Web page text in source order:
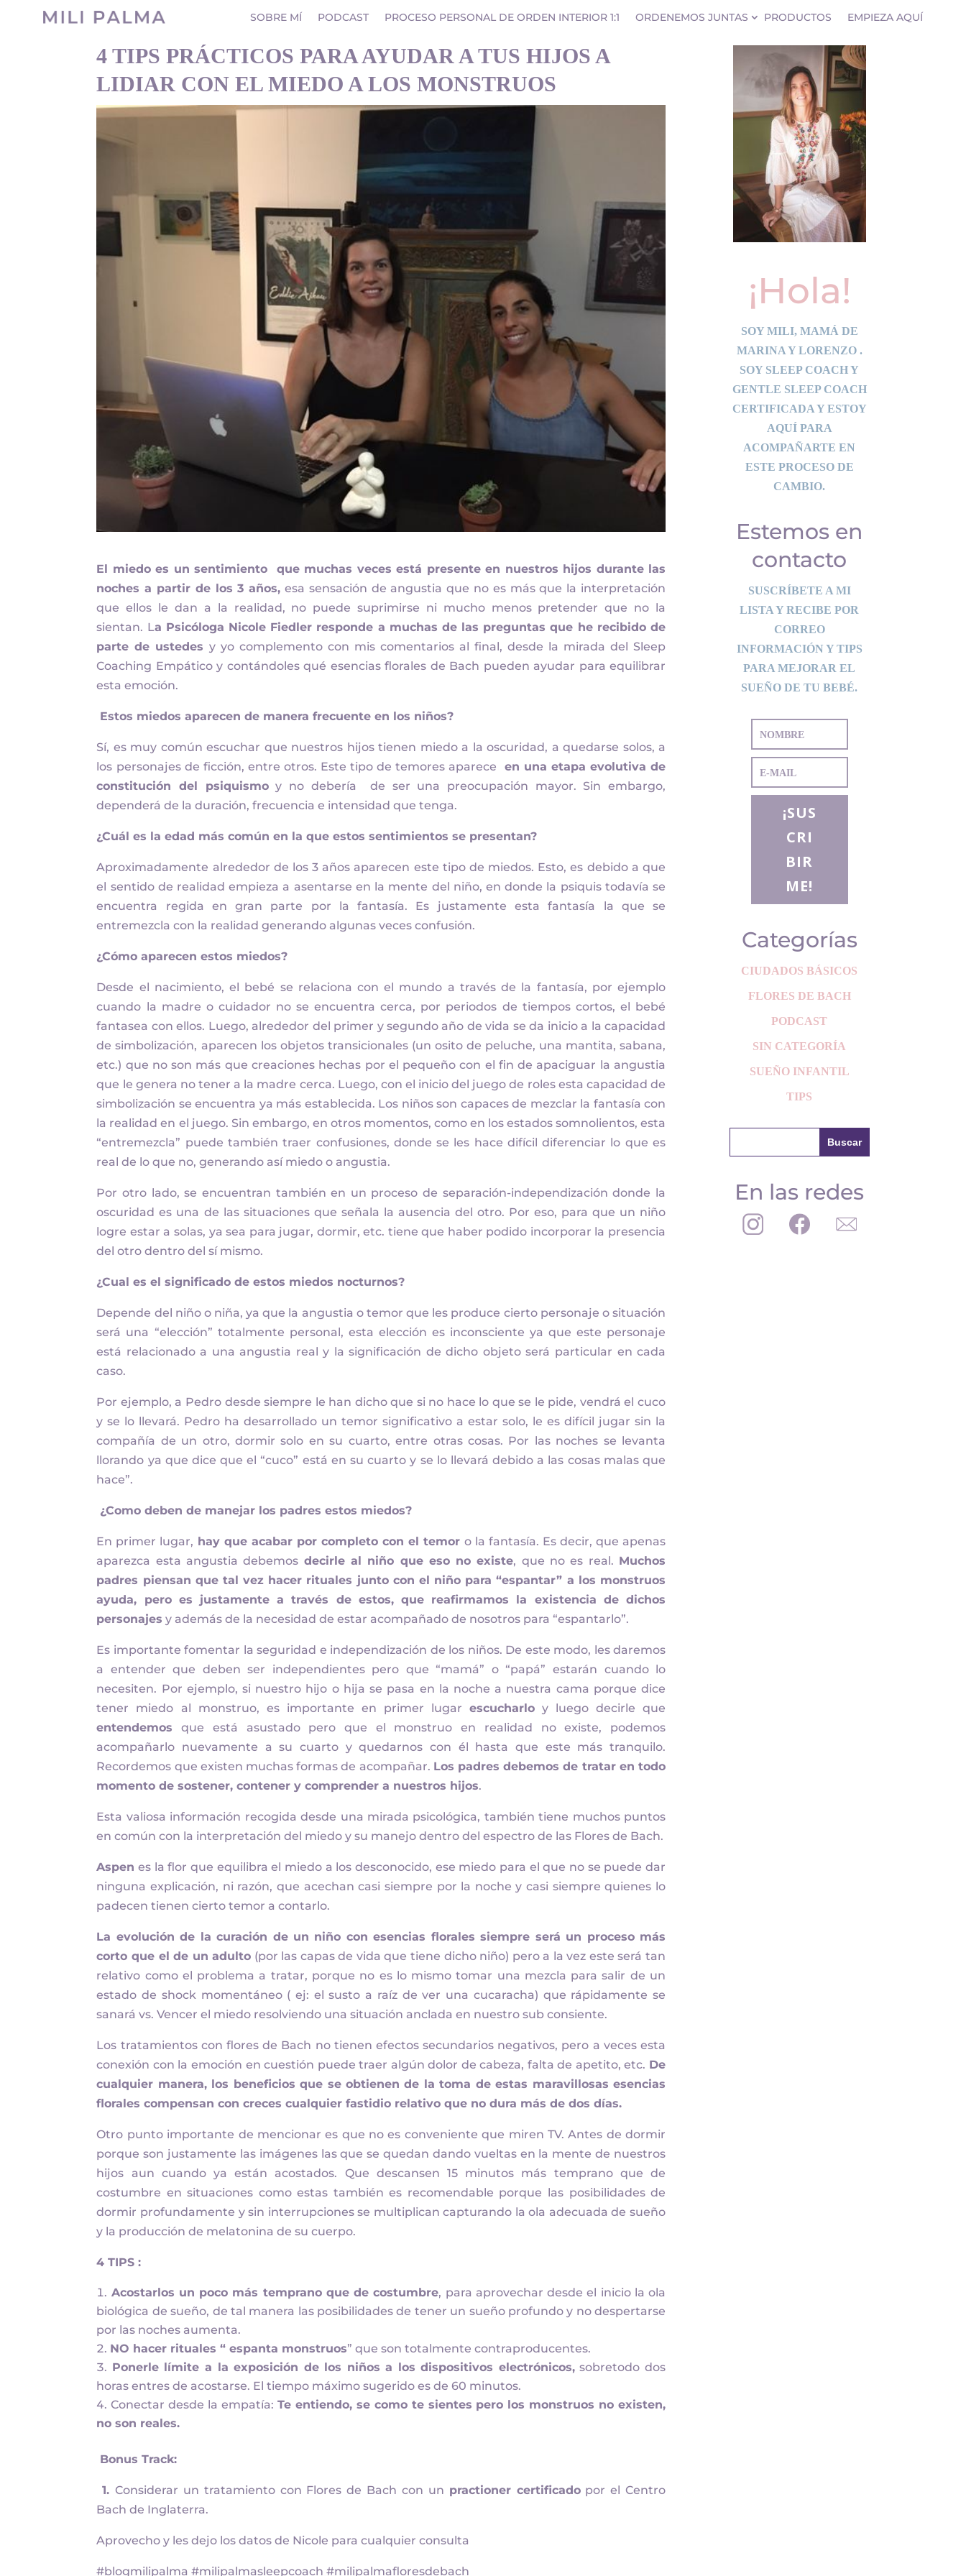
SOBRE MÍ PODCAST PROCESO PERSONAL DE ORDEN INTERIOR 1:1 ORDENEMOS JUNTAS PRODUCTOS EMPIEZA AQUÍ
4 TIPS PRÁCTICOS PARA AYUDAR A TUS HIJOS A
LIDIAR CON EL MIEDO A LOS MONSTRUOS
El miedo es un sentimiento que muchas veces está presente en nuestros hijos durante las
noches a partir de los 3 años, esa sensación de angustia que no es más que la interpretación
que ellos le dan a la realidad, no puede suprimirse ni mucho menos pretender que no la
sientan. La Psicóloga Nicole Fiedler responde a muchas de las preguntas que he recibido de
parte de ustedes y yo complemento con mis comentarios al final, desde la mirada del Sleep
Coaching Empático y contándoles qué esencias florales de Bach pueden ayudar para equilibrar
esta emoción.
Estos miedos aparecen de manera frecuente en los niños?
Sí, es muy común escuchar que nuestros hijos tienen miedo a la oscuridad, a quedarse solos, a
los personajes de ficción, entre otros. Este tipo de temores aparece en una etapa evolutiva de
constitución del psiquismoy no debería de ser una preocupación mayor. Sin embargo,
dependerá de la duración, frecuencia e intensidad que tenga.
¿Cuál es la edad más común en la que estos sentimientos se presentan?
Aproximadamente alrededor de los 3 años aparecen este tipo de miedos. Esto, es debido a que
el sentido de realidad empieza a asentarse en la mente del niño, en donde la psiquis todavía se
encuentra regida en gran parte por la fantasía. Es justamente esta fantasía la que se
entremezcla con la realidad generando algunas veces confusión.
¿Cómo aparecen estos miedos?
Desde el nacimiento, el bebé se relaciona con el mundo a través de la fantasía, por ejemplo
cuando la madre o cuidador no se encuentra cerca, por periodos de tiempos cortos, el bebé
fantasea con ellos. Luego, alrededor del primer y segundo año de vida se da inicio a la capacidad
de simbolización, aparecen los objetos transicionales (un osito de peluche, una mantita, sabana,
etc.) que no son más que creaciones hechas por el pequeño con el fin de apaciguar la angustia
que le genera no tener a la madre cerca. Luego, con el inicio del juego de roles esta capacidad de
simbolización se encuentra ya más establecida. Los niños son capaces de mezclar la fantasía con
la realidad en el juego. Sin embargo, en otros momentos, como en los estados somnolientos, esta
“entremezcla” puede también traer confusiones, donde se les hace difícil diferenciar lo que es
real de lo que no, generando así miedo o angustia.
Por otro lado, se encuentran también en un proceso de separación-independización donde la
oscuridad es una de las situaciones que señala la ausencia del otro. Por eso, para que un niño
logre estar a solas, ya sea para jugar, dormir, etc. tiene que haber podido incorporar la presencia
del otro dentro del sí mismo.
¿Cual es el significado de estos miedos nocturnos?
Depende del niño o niña, ya que la angustia o temor que les produce cierto personaje o situación
será una “elección” totalmente personal, esta elección es inconsciente ya que este personaje
está relacionado a una angustia real y la significación de dicho objeto será particular en cada
caso.
Por ejemplo, a Pedro desde siempre le han dicho que si no hace lo que se le pide, vendrá el cuco
y se lo llevará. Pedro ha desarrollado un temor significativo a estar solo, le es difícil jugar sin la
compañía de un otro, dormir solo en su cuarto, entre otras cosas. Por las noches se levanta
llorando ya que dice que el “cuco” está en su cuarto y se lo llevará debido a las cosas malas que
hace”.
¿Como deben de manejar los padres estos miedos?
En primer lugar, hay que acabar por completo con el temor o la fantasía. Es decir, que apenas
aparezca esta angustia debemos decirle al niño que eso no existe, que no es real. Muchos
padres piensan que tal vez hacer rituales junto con el niño para “espantar” a los monstruos
ayuda, pero es justamente a través de estos, que reafirmamos la existencia de dichos
personajes y además de la necesidad de estar acompañado de nosotros para “espantarlo”.
Es importante fomentar la seguridad e independización de los niños. De este modo, les daremos
a entender que deben ser independientes pero que “mamá” o “papá” estarán cuando lo
necesiten. Por ejemplo, si nuestro hijo o hija se pasa en la noche a nuestra cama porque dice
tener miedo al monstruo, es importante en primer lugar escucharloy luego decirle que
entendemos que está asustado pero que el monstruo en realidad no existe, podemos
acompañarlo nuevamente a su cuarto y quedarnos con él hasta que este más tranquilo.
Recordemos que existen muchas formas de acompañar. Los padres debemos de tratar en todo
momento de sostener, contener y comprender a nuestros hijos.
Esta valiosa información recogida desde una mirada psicológica, también tiene muchos puntos
en común con la interpretación del miedo y su manejo dentro del espectro de las Flores de Bach.
Aspen es la flor que equilibra el miedo a los desconocido, ese miedo para el que no se puede dar
ninguna explicación, ni razón, que acechan casi siempre por la noche y casi siempre quienes lo
padecen tienen cierto temor a contarlo.
La evolución de la curación de un niño con esencias florales siempre será un proceso más
corto que el de un adulto (por las capas de vida que tiene dicho niño) pero a la vez este será tan
relativo como el problema a tratar, porque no es lo mismo tomar una mezcla para salir de un
estado de shock momentáneo ( ej: el susto a raíz de ver una cucaracha) que rápidamente se
sanará vs. Vencer el miedo resolviendo una situación anclada en nuestro sub consiente.
Los tratamientos con flores de Bach no tienen efectos secundarios negativos, pero a veces esta
conexión con la emoción en cuestión puede traer algún dolor de cabeza, falta de apetito, etc. De
cualquier manera, los beneficios que se obtienen de la toma de estas maravillosas esencias
florales compensan con creces cualquier fastidio relativo que no dura más de dos días.
Otro punto importante de mencionar es que no es conveniente que miren TV. Antes de dormir
porque son justamente las imágenes las que se quedan dando vueltas en la mente de nuestros
hijos aun cuando ya están acostados. Que descansen 15 minutos más temprano que de
costumbre en situaciones como estas también es recomendable porque las posibilidades de
dormir profundamente y sin interrupciones se multiplican capturando la ola adecuada de sueño
y la producción de melatonina de su cuerpo.
4 TIPS :
Acostarlos un poco más temprano que de costumbre, para aprovechar desde el inicio la ola
biológica de sueño, de tal manera las posibilidades de tener un sueño profundo y no despertarse
por las noches aumenta.
NO hacer rituales “ espanta monstruos” que son totalmente contraproducentes.
Ponerle límite a la exposición de los niños a los dispositivos electrónicos,sobretodo dos
horas entres de acostarse. El tiempo máximo sugerido es de 60 minutos.
Conectar desde la empatía: Te entiendo, se como te sientes pero los monstruos no existen,
no son reales.
Bonus Track:
1.Considerar un tratamiento con Flores de Bach con un practioner certificadopor el Centro
Bach de Inglaterra.
Aprovecho y les dejo los datos de Nicole para cualquier consulta
#blogmilipalma #milipalmasleepcoach #milipalmafloresdebach
¡Hola!
SOY MILI, MAMÁ DE
MARINA Y LORENZO .
SOY SLEEP COACH Y
GENTLE SLEEP COACH
CERTIFICADA Y ESTOY
AQUÍ PARA
ACOMPAÑARTE EN
ESTE PROCESO DE
CAMBIO.
Estemos en
contacto
SUSCRÍBETE A MI
LISTA Y RECIBE POR
CORREO
INFORMACIÓN Y TIPS
PARA MEJORAR EL
SUEÑO DE TU BEBÉ.
¡SUS
CRI
BIR
ME!
Categorías
CIUDADOS BÁSICOS
FLORES DE BACH
PODCAST
SIN CATEGORÍA
SUEÑO INFANTIL
TIPS
En las redes